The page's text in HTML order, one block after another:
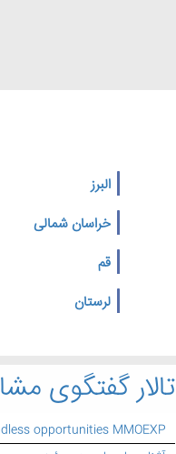
البرز
خراسان شمالی
قم
لرستان
تالار گفتگوی
opportunities MMOEXP